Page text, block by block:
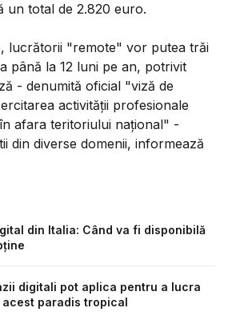
un total de 2.820 euro.
lucrătorii "remote" vor putea trăi
până la 12 luni pe an, potrivit
- denumită oficial "viză de
activităţii profesionale
afara teritoriului naţional" -
din diverse domenii, informează
din Italia: Când va fi disponibilă
digitali pot aplica pentru a lucra
paradis tropical